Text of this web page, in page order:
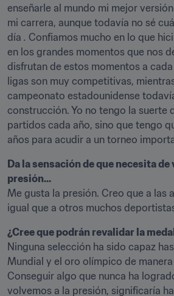
enseñarle al mundo mi mejor
mi carrera, aunque todavía no sé
día . Confiamos mucho en lo que
en los grandes momentos que nos
disfrutan de estos momentos a
ligas son muy competitivas,
campeonato estadounidense
construcción. Yo no tengo la suerte
partidos cada año, sino que tengo
años para acudir a un torneo
Da la sensación de que necesita de
presión...
Me gusta la presión. Creo que a las
igual que a otros muchos
¿Cree que podrán revalidar la
Ninguna selección ha sido capaz
Mundial y el oro olímpico de
Conseguir algo que nunca ha
volvemos a la presión, significaría